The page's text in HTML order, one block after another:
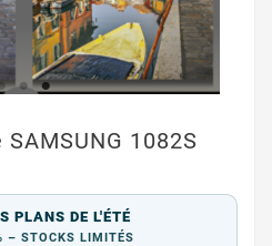
1082S
PLANS DE L'ÉTÉ
– STOCKS LIMITÉS